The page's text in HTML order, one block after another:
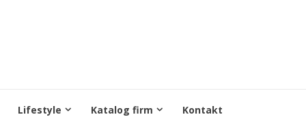
Lifestyle Katalog firm Kontakt